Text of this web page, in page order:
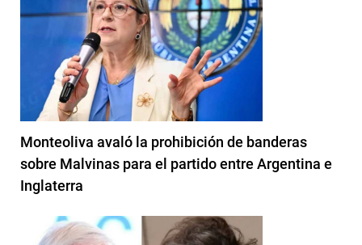
Monteoliva avaló la prohibición de banderas
sobre Malvinas para el partido entre Argentina e
Inglaterra